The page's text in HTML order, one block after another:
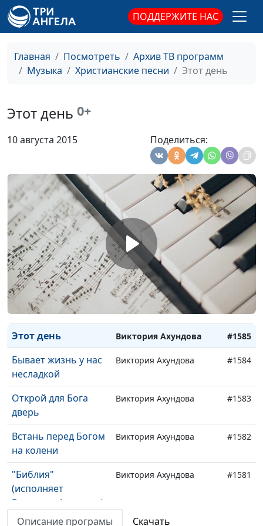
ПОДДЕРЖИТЕ НАС
Главная Посмотреть
Архив ТВ программ
Музыка
Христианские песни Этот день
Этот день 0+
10 августа 2015 Поделиться:
Чаша страданий
Лариса Решетова и
бесконечность»
Рассвет земли
группа «Плюс
бесконечность»
Конечно вы
счастливы
Лариса Решетова и
группа «Плюс
бесконечность»
#1589
Подснежники Виктория Ахундова #1588
Словно травы
шелестят слова
Виктория Ахундова #1587
Напевала песню
мама
Виктория Ахундова #1586
Этот день Виктория Ахундова #1585
Бывает жизнь у нас
несладкой
Виктория Ахундова #1584
Открой для Бога
дверь
Виктория Ахундова #1583
Встань перед Богом
на колени
Виктория Ахундова #1582
"Библия"
(исполняет
Виктория Ахундова)
Виктория Ахундова #1581
Описание програмы Скачать